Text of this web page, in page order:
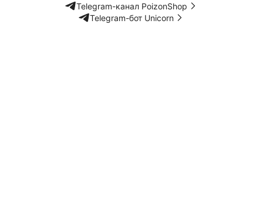
Telegram-канал PoizonShop
Telegram-бот Unicorn